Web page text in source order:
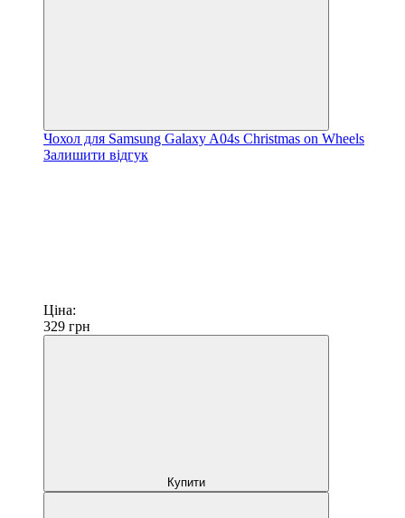
Чохол для Samsung Galaxy A04s Christmas on Wheels
Залишити відгук
Ціна:
329 грн
Купити